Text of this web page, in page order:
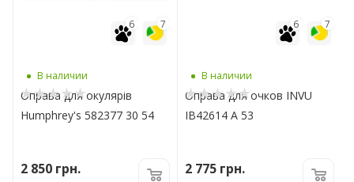
7
6
В наличии
Оправа для окулярів
Humphrey's 582377 30 54
2 850 грн.
7
6
В наличии
Оправа для очков INVU
IB42614 А 53
2 775 грн.